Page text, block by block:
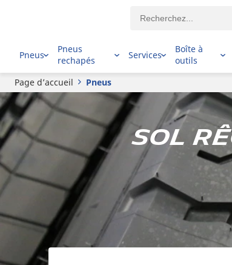
Pneus
Pneus
rechapés
Services
Boîte à
outils
Page d’accueil Pneus
Sol